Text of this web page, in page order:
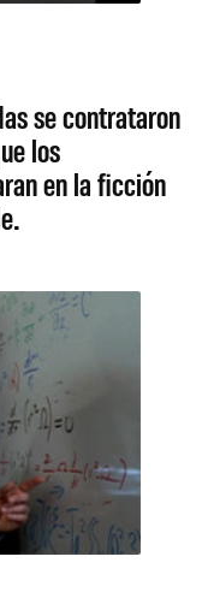
se contrataron
los
en la ficción